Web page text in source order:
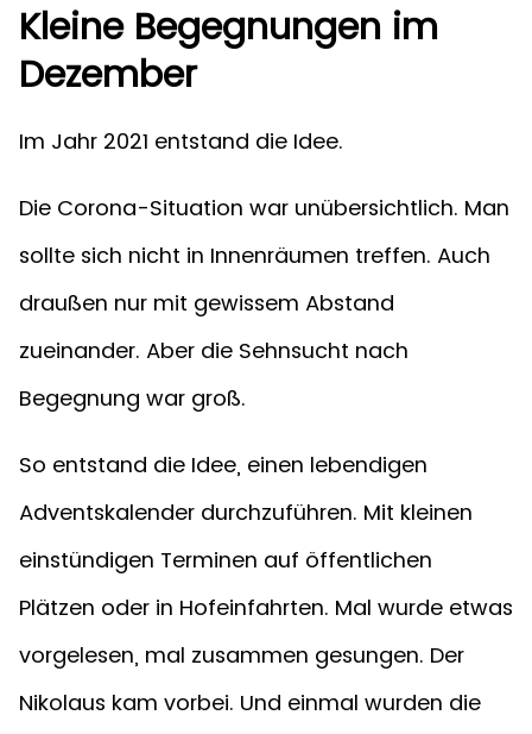
Kleine Begegnungen im
Dezember
Im Jahr 2021 entstand die Idee.
Die Corona-Situation war unübersichtlich. Man
sollte sich nicht in Innenräumen treffen. Auch
draußen nur mit gewissem Abstand
zueinander. Aber die Sehnsucht nach
Begegnung war groß.
So entstand die Idee, einen lebendigen
Adventskalender durchzuführen. Mit kleinen
einstündigen Terminen auf öffentlichen
Plätzen oder in Hofeinfahrten. Mal wurde etwas
vorgelesen, mal zusammen gesungen. Der
Nikolaus kam vorbei. Und einmal wurden die